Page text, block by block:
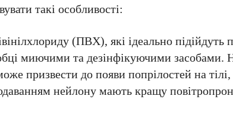
такі особливості:
(ПВХ), які ідеально підійдуть
миючими та дезінфікуючими засобами.
призвести до появи попрілостей на
нейлону мають кращу